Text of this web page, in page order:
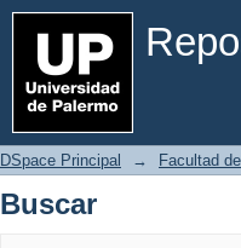
Buscar
DSpace Principal → Facultad
Buscar